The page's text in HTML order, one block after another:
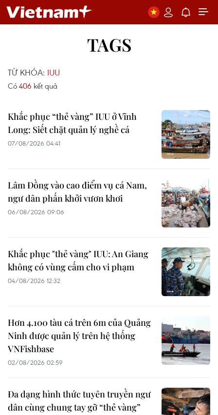
TAGS
TỪ KHÓA: IUU
Có 406 kết quả
Khắc phục “thẻ vàng” IUU ở Vĩnh
Long: Siết chặt quản lý nghề cá
07/08/2026 04:41
Lâm Đồng vào cao điểm vụ cá Nam,
ngư dân phấn khởi vươn khơi
06/08/2026 09:06
Khắc phục "thẻ vàng" IUU: An Giang
không có vùng cấm cho vi phạm
04/08/2026 12:32
Hơn 4.100 tàu cá trên 6m của Quảng
Ninh được quản lý trên hệ thống
VNFishbase
02/08/2026 02:59
Đa dạng hình thức tuyên truyền ngư
dân cùng chung tay gỡ “thẻ vàng”